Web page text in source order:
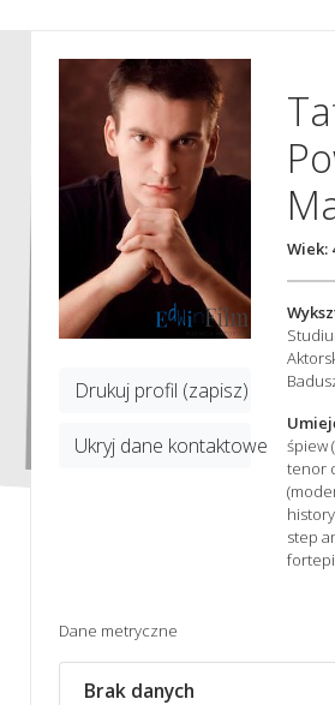
Drukuj profil (zapisz)
Ukryj dane kontaktowe
Wiek:
śpiew
tenor
step
Dane metryczne
Brak danych